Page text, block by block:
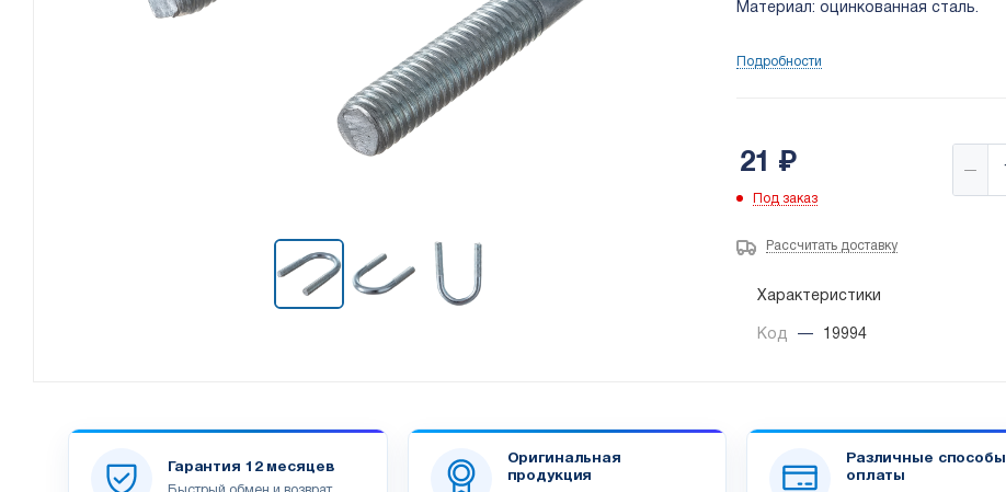
Материал: оцинкованная сталь.
Подробности
21 ₽
Под заказ
Рассчитать доставку
Характеристики
Код — 19994
Гарантия 12 месяцев
Оригинальная
продукция
Различные способы
оплаты